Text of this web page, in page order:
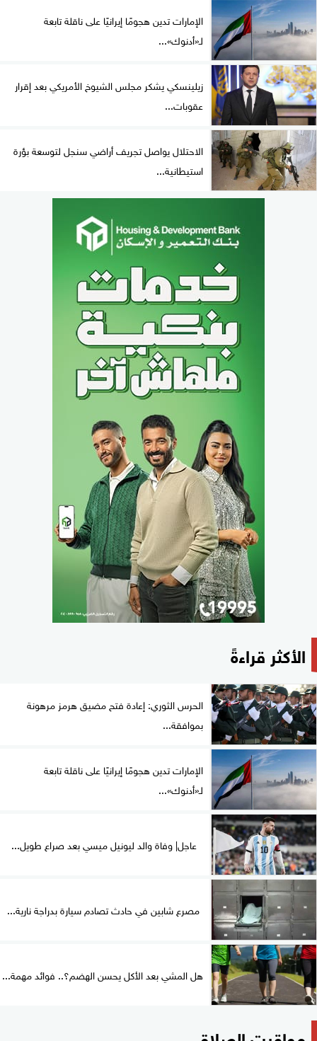
الإمارات تدين هجومًا إيرانيًا على ناقلة تابعة
لـ«أدنوك»...
زيلينسكي يشكر مجلس الشيوخ الأمريكي بعد إقرار
عقوبات...
الاحتلال يواصل تجريف أراضي سنجل لتوسعة بؤرة
استيطانية...
الأكثر قراءةً
الحرس الثوري: إعادة فتح مضيق هرمز مرهونة
بموافقة...
الإمارات تدين هجومًا إيرانيًا على ناقلة تابعة
لـ«أدنوك»...
عاجل| وفاة والد ليونيل ميسي بعد صراع طويل...
مصرع شابين في حادث تصادم سيارة بدراجة نارية...
هل المشي بعد الأكل يحسن الهضم؟.. فوائد مهمة...